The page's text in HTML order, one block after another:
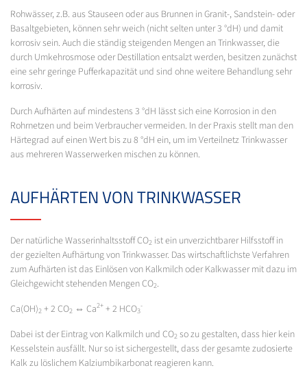
Rohwässer, z.B. aus Stauseen oder aus Brunnen in Granit-, Sandstein- oder
Basaltgebieten, können sehr weich (nicht selten unter 3 °dH) und damit
korrosiv sein. Auch die ständig steigenden Mengen an Trinkwasser, die
durch Umkehrosmose oder Destillation entsalzt werden, besitzen zunächst
eine sehr geringe Pufferkapazität und sind ohne weitere Behandlung sehr
korrosiv.
Durch Aufhärten auf mindestens 3 °dH lässt sich eine Korrosion in den
Rohrnetzen und beim Verbraucher vermeiden. In der Praxis stellt man den
Härtegrad auf einen Wert bis zu 8 °dH ein, um im Verteilnetz Trinkwasser
aus mehreren Wasserwerken mischen zu können.
AUFHÄRTEN VON TRINKWASSER
Der natürliche Wasserinhaltsstoff CO2 ist ein unverzichtbarer Hilfsstoff in
der gezielten Aufhärtung von Trinkwasser. Das wirtschaftlichste Verfahren
zum Aufhärten ist das Einlösen von Kalkmilch oder Kalkwasser mit dazu im
Gleichgewicht stehenden Mengen CO2.
Ca(OH)2 + 2 CO2 ⇔ Ca2+ + 2 HCO3
-
Dabei ist der Eintrag von Kalkmilch und CO2 so zu gestalten, dass hier kein
Kesselstein ausfällt. Nur so ist sichergestellt, dass der gesamte zudosierte
Kalk zu löslichem Kalziumbikarbonat reagieren kann.